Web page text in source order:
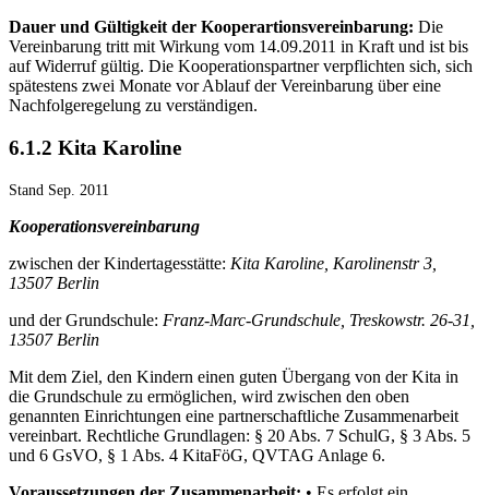
Dauer und Gültigkeit der Kooperartionsvereinbarung: Die
Vereinbarung tritt mit Wirkung vom 14.09.2011 in Kraft und ist bis
auf Widerruf gültig. Die Kooperationspartner verpflichten sich, sich
spätestens zwei Monate vor Ablauf der Vereinbarung über eine
Nachfolgeregelung zu verständigen.
6.1.2 Kita Karoline
Stand Sep. 2011
Kooperationsvereinbarung
zwischen der Kindertagesstätte: Kita Karoline, Karolinenstr 3,
13507 Berlin
und der Grundschule: Franz-Marc-Grundschule, Treskowstr. 26-31,
13507 Berlin
Mit dem Ziel, den Kindern einen guten Übergang von der Kita in
die Grundschule zu ermöglichen, wird zwischen den oben
genannten Einrichtungen eine partnerschaftliche Zusammenarbeit
vereinbart. Rechtliche Grundlagen: § 20 Abs. 7 SchulG, § 3 Abs. 5
und 6 GsVO, § 1 Abs. 4 KitaFöG, QVTAG Anlage 6.